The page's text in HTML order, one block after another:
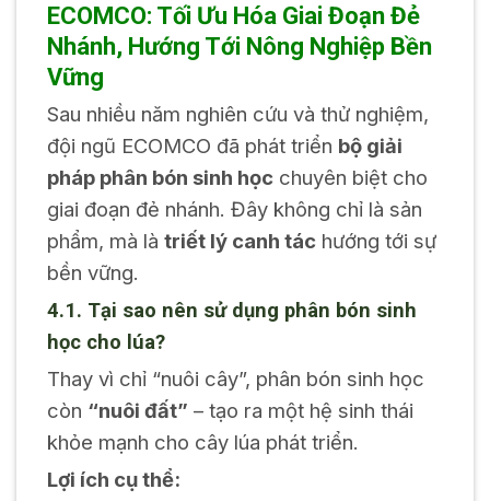
ECOMCO: Tối Ưu Hóa Giai Đoạn Đẻ
Nhánh, Hướng Tới Nông Nghiệp Bền
Vững
Sau nhiều năm nghiên cứu và thử nghiệm,
đội ngũ ECOMCO đã phát triển bộ giải
pháp phân bón sinh học chuyên biệt cho
giai đoạn đẻ nhánh. Đây không chỉ là sản
phẩm, mà là triết lý canh tác hướng tới sự
bền vững.
4.1. Tại sao nên sử dụng phân bón sinh
học cho lúa?
Thay vì chỉ “nuôi cây”, phân bón sinh học
còn “nuôi đất” – tạo ra một hệ sinh thái
khỏe mạnh cho cây lúa phát triển.
Lợi ích cụ thể: